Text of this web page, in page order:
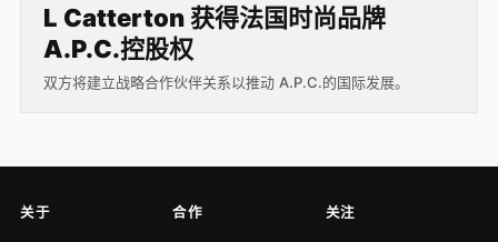
L Catterton 获得法国时尚品牌
A.P.C.控股权
双方将建立战略合作伙伴关系以推动 A.P.C.的国际发展。
关于 合作 关注